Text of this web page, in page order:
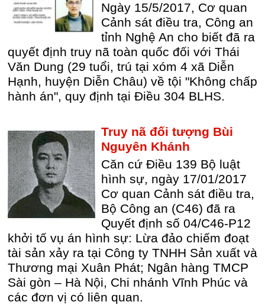
Ngày 15/5/2017, Cơ quan
Cảnh sát điều tra, Công an
tỉnh Nghệ An cho biết đã ra
quyết định truy nã toàn quốc đối với Thái
Văn Dung (29 tuổi, trú tại xóm 4 xã Diễn
Hạnh, huyện Diễn Châu) về tội "Không chấp
hành án", quy định tại Điều 304 BLHS.
Truy nã đối tượng Bùi
Nguyên Khánh
Căn cứ Điều 139 Bộ luật
hình sự, ngày 17/01/2017
Cơ quan Cảnh sát điều tra,
Bộ Công an (C46) đã ra
Quyết định số 04/C46-P12
khởi tố vụ án hình sự: Lừa đảo chiếm đoạt
tài sản xảy ra tại Công ty TNHH Sản xuất và
Thương mại Xuân Phát; Ngân hàng TMCP
Sài gòn – Hà Nội, Chi nhánh Vĩnh Phúc và
các đơn vị có liên quan.